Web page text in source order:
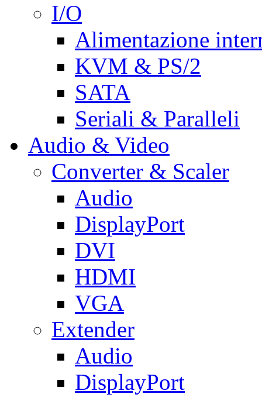
I/O
Alimentazione
KVM & PS/2
SATA
Seriali & Paralleli
Audio & Video
Converter & Scaler
Audio
DisplayPort
DVI
HDMI
VGA
Extender
Audio
DisplayPort